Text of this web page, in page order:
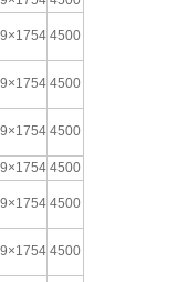
4500
4500
4500
4500
4500
4500